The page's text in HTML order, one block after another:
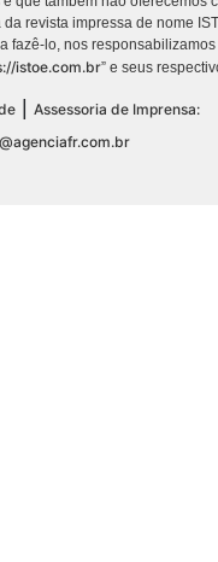
revista impressa de nome
fazê-lo, nos
istoe.com.br” e seus
Assessoria de Imprensa: